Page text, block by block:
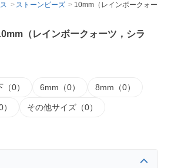
ストーンビーズ 10mm（レインボークォーツ
（レインボークォーツ，シラ
0） 6mm（0） 8mm（0）
その他サイズ（0）